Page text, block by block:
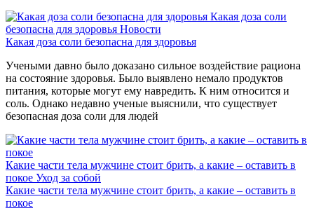
Какая доза соли
безопасна для здоровья Новости
Какая доза соли безопасна для здоровья
Учеными давно было доказано сильное воздействие рациона
на состояние здоровья. Было выявлено немало продуктов
питания, которые могут ему навредить. К ним относится и
соль. Однако недавно ученые выяснили, что существует
безопасная доза соли для людей
Какие части тела мужчине стоит брить, а какие – оставить в
покое Уход за собой
Какие части тела мужчине стоит брить, а какие – оставить в
покое